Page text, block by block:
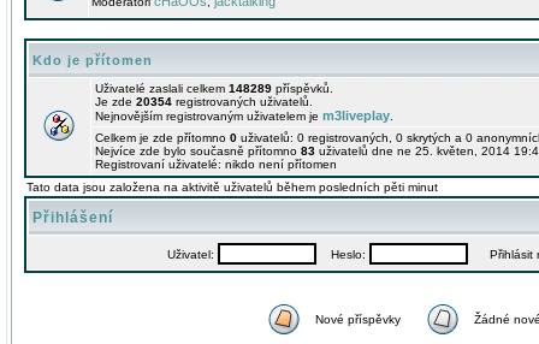
Kdo je přítomen
Uživatelé zaslali celkem 148289 příspěvků.
Je zde 20354 registrovaných uživatelů.
Nejnovějším registrovaným uživatelem je m3liveplay
Celkem je zde přítomno 0 uživatelů: 0 registrovaných, 0 skrytých a 0
Nejvíce zde bylo současně přítomno 83 uživatelů dne ne 25. květen, 2014
Registrovaní uživatelé: nikdo není přítomen
Tato data jsou založena na aktivitě uživatelů během posledních pěti minut
Přihlášení
Uživatel: Heslo: Přihlásit
Nové příspěvky Žádné